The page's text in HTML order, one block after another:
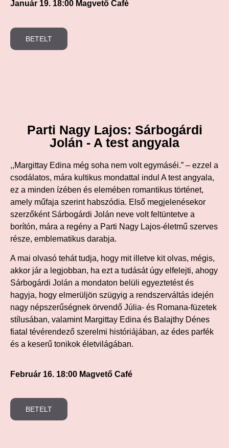
Január 19. 18:00 Magvető Café
BETELT
Parti Nagy Lajos: Sárbogárdi
Jolán - A test angyala
,,Margittay Edina még soha nem volt egymáséi.” – ezzel a
csodálatos, mára kultikus mondattal indul A test angyala,
ez a minden ízében és elemében romantikus történet,
amely műfaja szerint habszódia. Első megjelenésekor
szerzőként Sárbogárdi Jolán neve volt feltüntetve a
borítón, mára a regény a Parti Nagy Lajos-életmű szerves
része, emblematikus darabja.
A mai olvasó tehát tudja, hogy mit illetve kit olvas, mégis,
akkor jár a legjobban, ha ezt a tudását úgy elfelejti, ahogy
Sárbogárdi Jolán a mondaton belüli egyeztetést és
hagyja, hogy elmerüljön szügyig a rendszerváltás idején
nagy népszerűségnek örvendő Júlia- és Romana-füzetek
stílusában, valamint Margittay Edina és Balajthy Dénes
fiatal tévérendező szerelmi históriájában, az édes parfék
és a keserű tonikok életvilágában.
Február 16. 18:00 Magvető Café
BETELT